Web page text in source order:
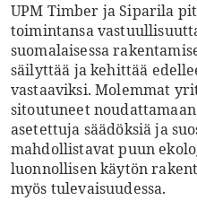
UPM Timber ja Siparila
toimintansa
suomalaisessa
säilyttää ja kehittää
vastaaviksi. Molemmat
sitoutuneet
asetettuja säädöksiä ja
mahdollistavat puun
luonnollisen käytön
myös tulevaisuudessa.